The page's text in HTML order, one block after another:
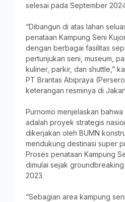
selesai pada September
“Dibangun di atas lahan
penataan Kampung Seni
dengan berbagai fasilitas
pertunjukan seni, museum,
kuliner, parkir, dan shuttle,”
PT Brantas Abipraya
keterangan resminya di
Purnomo menjelaskan
adalah proyek strategis
dikerjakan oleh BUMN
mendukung destinasi super
Proses penataan Kampung
dimulai sejak
2023.
“Sebagian area kampung